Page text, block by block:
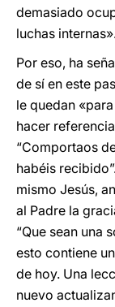
demasiado
luchas
Por eso, ha
de sí en este
le quedan
hacer
“Comportaos
habéis
mismo Jesús,
al Padre la
“Que sean una
esto contiene
de hoy. Una
nuevo